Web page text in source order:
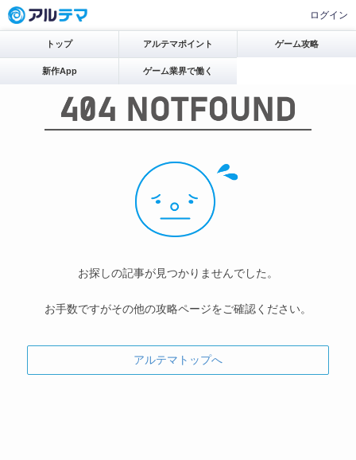
ログイン
トップ アルテマポイント ゲーム攻略
新作App ゲーム業界で働く
お探しの記事が見つかりませんでした。
お手数ですがその他の攻略ページをご確認ください。
アルテマトップへ